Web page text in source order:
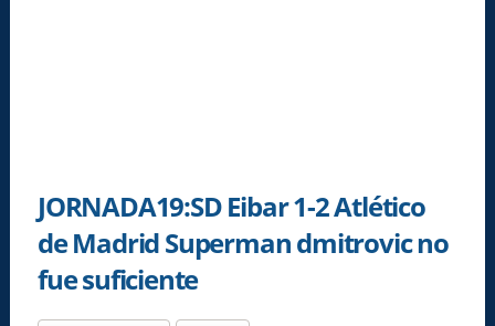
JORNADA19:SD Eibar 1-2 Atlético
de Madrid Superman dmitrovic no
fue suficiente